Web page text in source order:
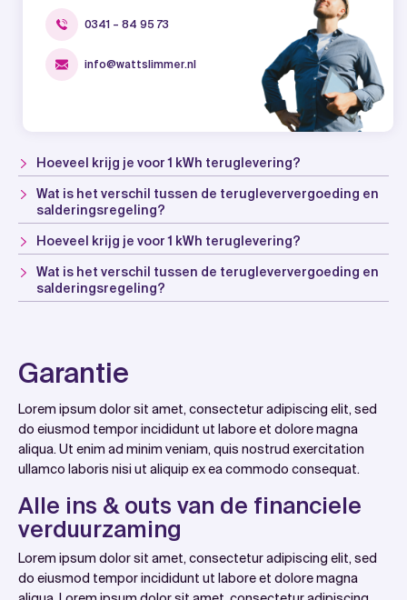
0341 – 84 95 73
info@wattslimmer.nl
Hoeveel krijg je voor 1 kWh teruglevering?
Wat is het verschil tussen de terugleververgoeding en
salderingsregeling?
Hoeveel krijg je voor 1 kWh teruglevering?
Wat is het verschil tussen de terugleververgoeding en
salderingsregeling?
Garantie
Lorem ipsum dolor sit amet, consectetur adipiscing elit, sed
do eiusmod tempor incididunt ut labore et dolore magna
aliqua. Ut enim ad minim veniam, quis nostrud exercitation
ullamco laboris nisi ut aliquip ex ea commodo consequat.
Alle ins & outs van de financiele
verduurzaming
Lorem ipsum dolor sit amet, consectetur adipiscing elit, sed
do eiusmod tempor incididunt ut labore et dolore magna